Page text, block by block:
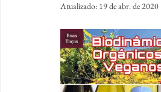
Atualizado: 19 de abr. de 2020